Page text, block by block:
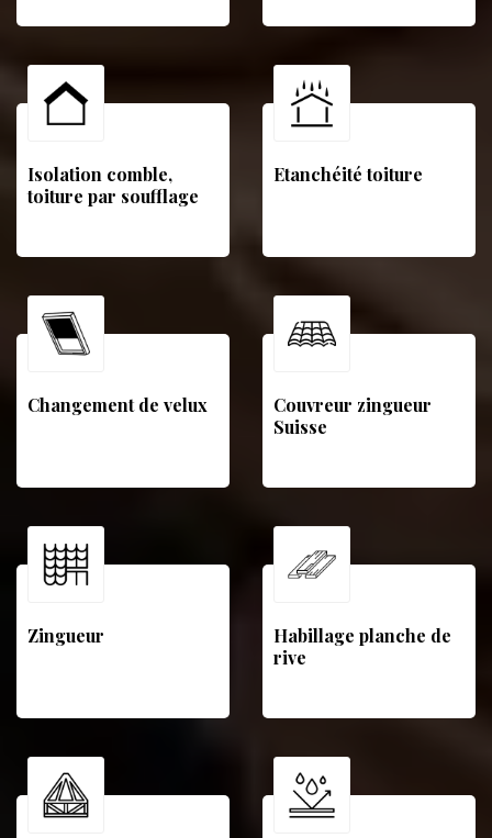
Isolation comble,
toiture par soufflage
Etanchéité toiture
Changement de velux
Couvreur zingueur
Suisse
Zingueur
Habillage planche de
rive